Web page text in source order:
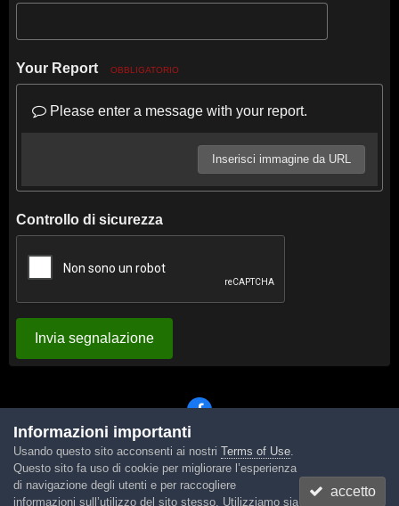
Your Report OBBLIGATORIO
Please enter a message with your report.
Inserisci immagine da URL
Controllo di sicurezza
Invia segnalazione
Lingua Tema Contattaci Cookies
Powered by Invision Community
Informazioni importanti
Usando questo sito acconsenti ai nostri Terms of Use.
Questo sito fa uso di cookie per migliorare l’esperienza
di navigazione degli utenti e per raccogliere
informazioni sull’utilizzo del sito stesso. Utilizziamo sia
accetto